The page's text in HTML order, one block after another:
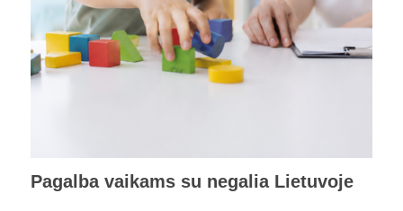
Pagalba vaikams su negalia Lietuvoje